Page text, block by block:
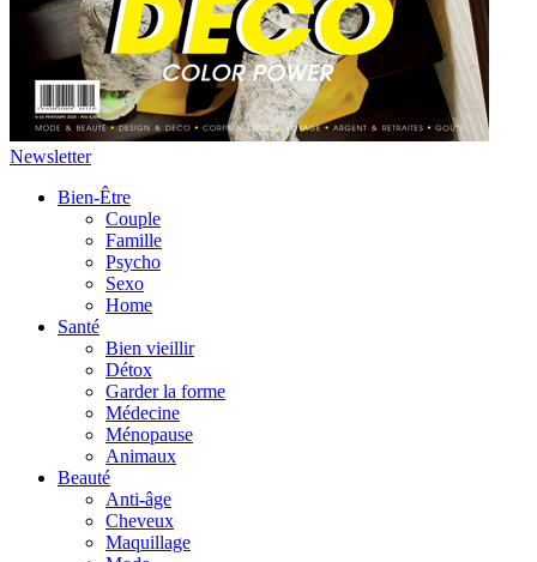
Newsletter
Bien-Être
Couple
Famille
Psycho
Sexo
Home
Santé
Bien vieillir
Détox
Garder la forme
Médecine
Ménopause
Animaux
Beauté
Anti-âge
Cheveux
Maquillage